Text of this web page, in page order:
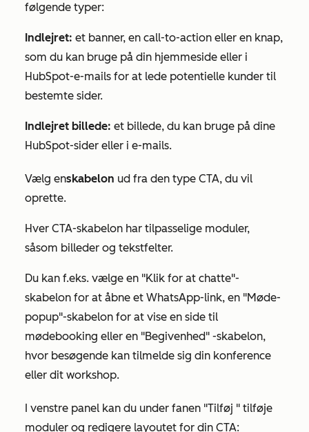
følgende typer:
Indlejret: et banner, en call-to-action eller en knap,
som du kan bruge på din hjemmeside eller i
HubSpot-e-mails for at lede potentielle kunder til
bestemte sider.
Indlejret billede: et billede, du kan bruge på dine
HubSpot-sider eller i e-mails.
Vælg enskabelon ud fra den type CTA, du vil
oprette.
Hver CTA-skabelon har tilpasselige moduler,
såsom billeder og tekstfelter.
Du kan f.eks. vælge en "Klik for at chatte"-
skabelon for at åbne et WhatsApp-link, en "Møde-
popup"-skabelon for at vise en side til
mødebooking eller en "Begivenhed" -skabelon,
hvor besøgende kan tilmelde sig din konference
eller dit workshop.
I venstre panel kan du under fanen "Tilføj " tilføje
moduler og redigere layoutet for din CTA: